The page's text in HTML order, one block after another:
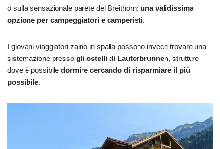
o sulla sensazionale parete del Breithorn: una validissima
opzione per campeggiatori e camperisti.
I giovani viaggiatori zaino in spalla possono invece trovare una
sistemazione presso gli ostelli di Lauterbrunnen, strutture
dove è possibile dormire cercando di risparmiare il più
possibile.